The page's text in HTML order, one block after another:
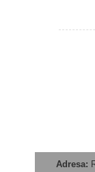
Adresa: